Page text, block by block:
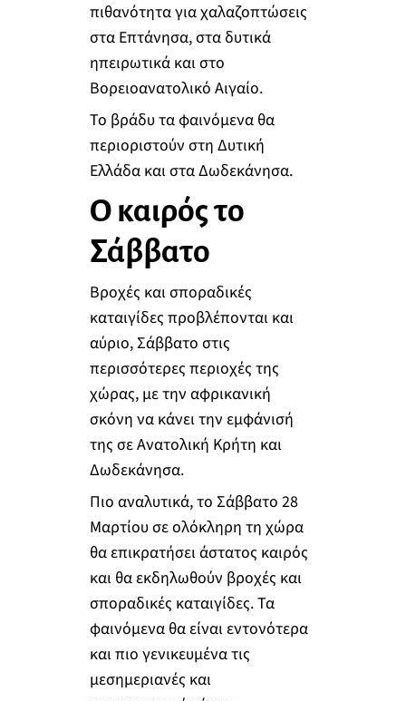
πιθανότητα για χαλαζοπτώσεις
στα Επτάνησα, στα δυτικά
ηπειρωτικά και στο
Βορειοανατολικό Αιγαίο.
Το βράδυ τα φαινόμενα θα
περιοριστούν στη Δυτική
Ελλάδα και στα Δωδεκάνησα.
Ο καιρός το
Σάββατο
Βροχές και σποραδικές
καταιγίδες προβλέπονται και
αύριο, Σάββατο στις
περισσότερες περιοχές της
χώρας, με την αφρικανική
σκόνη να κάνει την εμφάνισή
της σε Ανατολική Κρήτη και
Δωδεκάνησα.
Πιο αναλυτικά, το Σάββατο 28
Μαρτίου σε ολόκληρη τη χώρα
θα επικρατήσει άστατος καιρός
και θα εκδηλωθούν βροχές και
σποραδικές καταιγίδες. Τα
φαινόμενα θα είναι εντονότερα
και πιο γενικευμένα τις
μεσημεριανές και